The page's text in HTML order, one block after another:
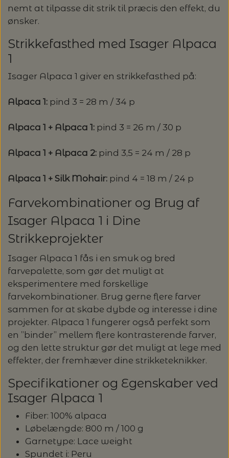
nemt at tilpasse dit strik til præcis den effekt, du
ønsker.
Strikkefasthed med Isager Alpaca
1
Isager Alpaca 1 giver en strikkefasthed på:
Alpaca 1: pind 3 = 28 m / 34 p
Alpaca 1 + Alpaca 1: pind 3 = 26 m / 30 p
Alpaca 1 + Alpaca 2: pind 3,5 = 24 m / 28 p
Alpaca 1 + Silk Mohair: pind 4 = 18 m / 24 p
Farvekombinationer og Brug af
Isager Alpaca 1 i Dine
Strikkeprojekter
Isager Alpaca 1 fås i en smuk og bred
farvepalette, som gør det muligt at
eksperimentere med forskellige
farvekombinationer. Brug gerne flere farver
sammen for at skabe dybde og interesse i dine
projekter. Alpaca 1 fungerer også perfekt som
en ”binder” mellem flere kontrasterende farver,
og den lette struktur gør det muligt at lege med
effekter, der fremhæver dine strikketeknikker.
Specifikationer og Egenskaber ved
Isager Alpaca 1
Fiber: 100% alpaca
Løbelængde: 800 m / 100 g
Garnetype: Lace weight
Spundet i: Peru